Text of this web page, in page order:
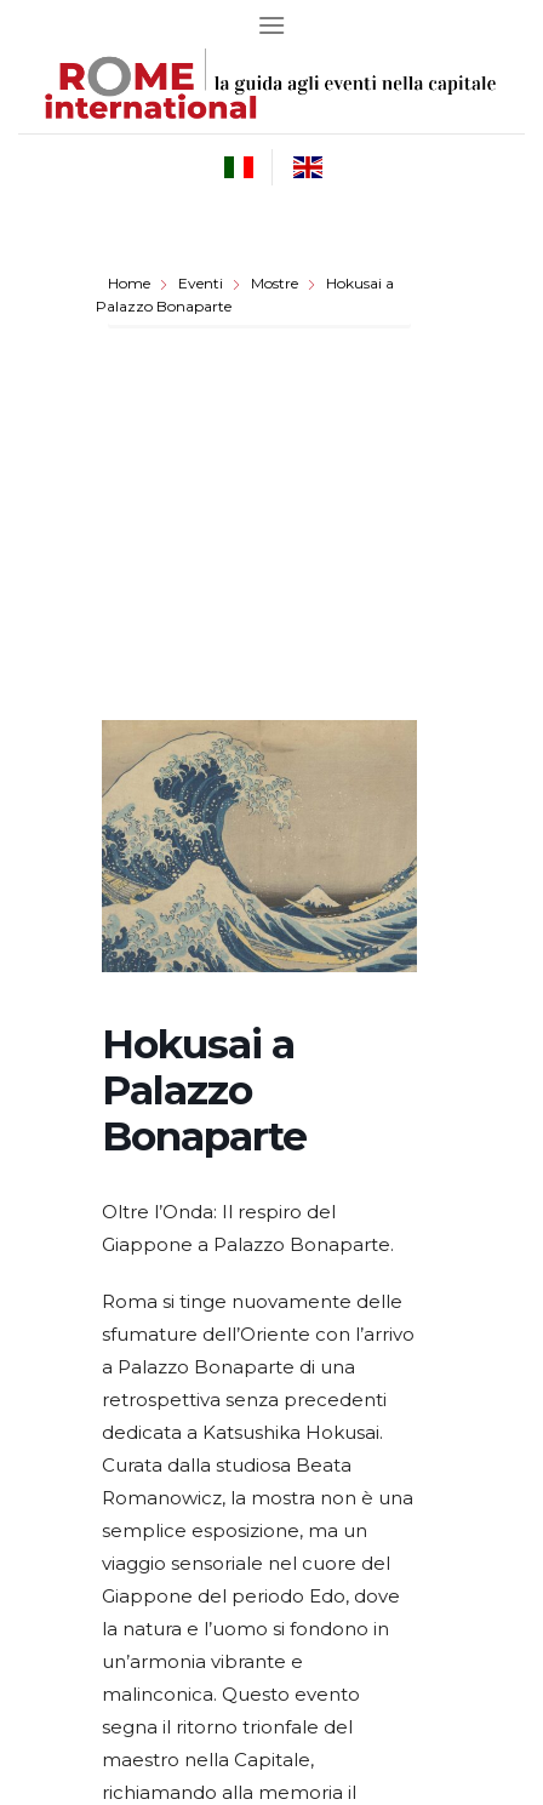
Home Eventi Mostre
Hokusai a
Palazzo Bonaparte
Hokusai a
Palazzo
Bonaparte
Oltre l’Onda: Il respiro del
Giappone a Palazzo Bonaparte.
​Roma si tinge nuovamente delle
sfumature dell’Oriente con l’arrivo
a Palazzo Bonaparte di una
retrospettiva senza precedenti
dedicata a Katsushika Hokusai.
Curata dalla studiosa Beata
Romanowicz, la mostra non è una
semplice esposizione, ma un
viaggio sensoriale nel cuore del
Giappone del periodo Edo, dove
la natura e l’uomo si fondono in
un’armonia vibrante e
malinconica. Questo evento
segna il ritorno trionfale del
maestro nella Capitale,
richiamando alla memoria il